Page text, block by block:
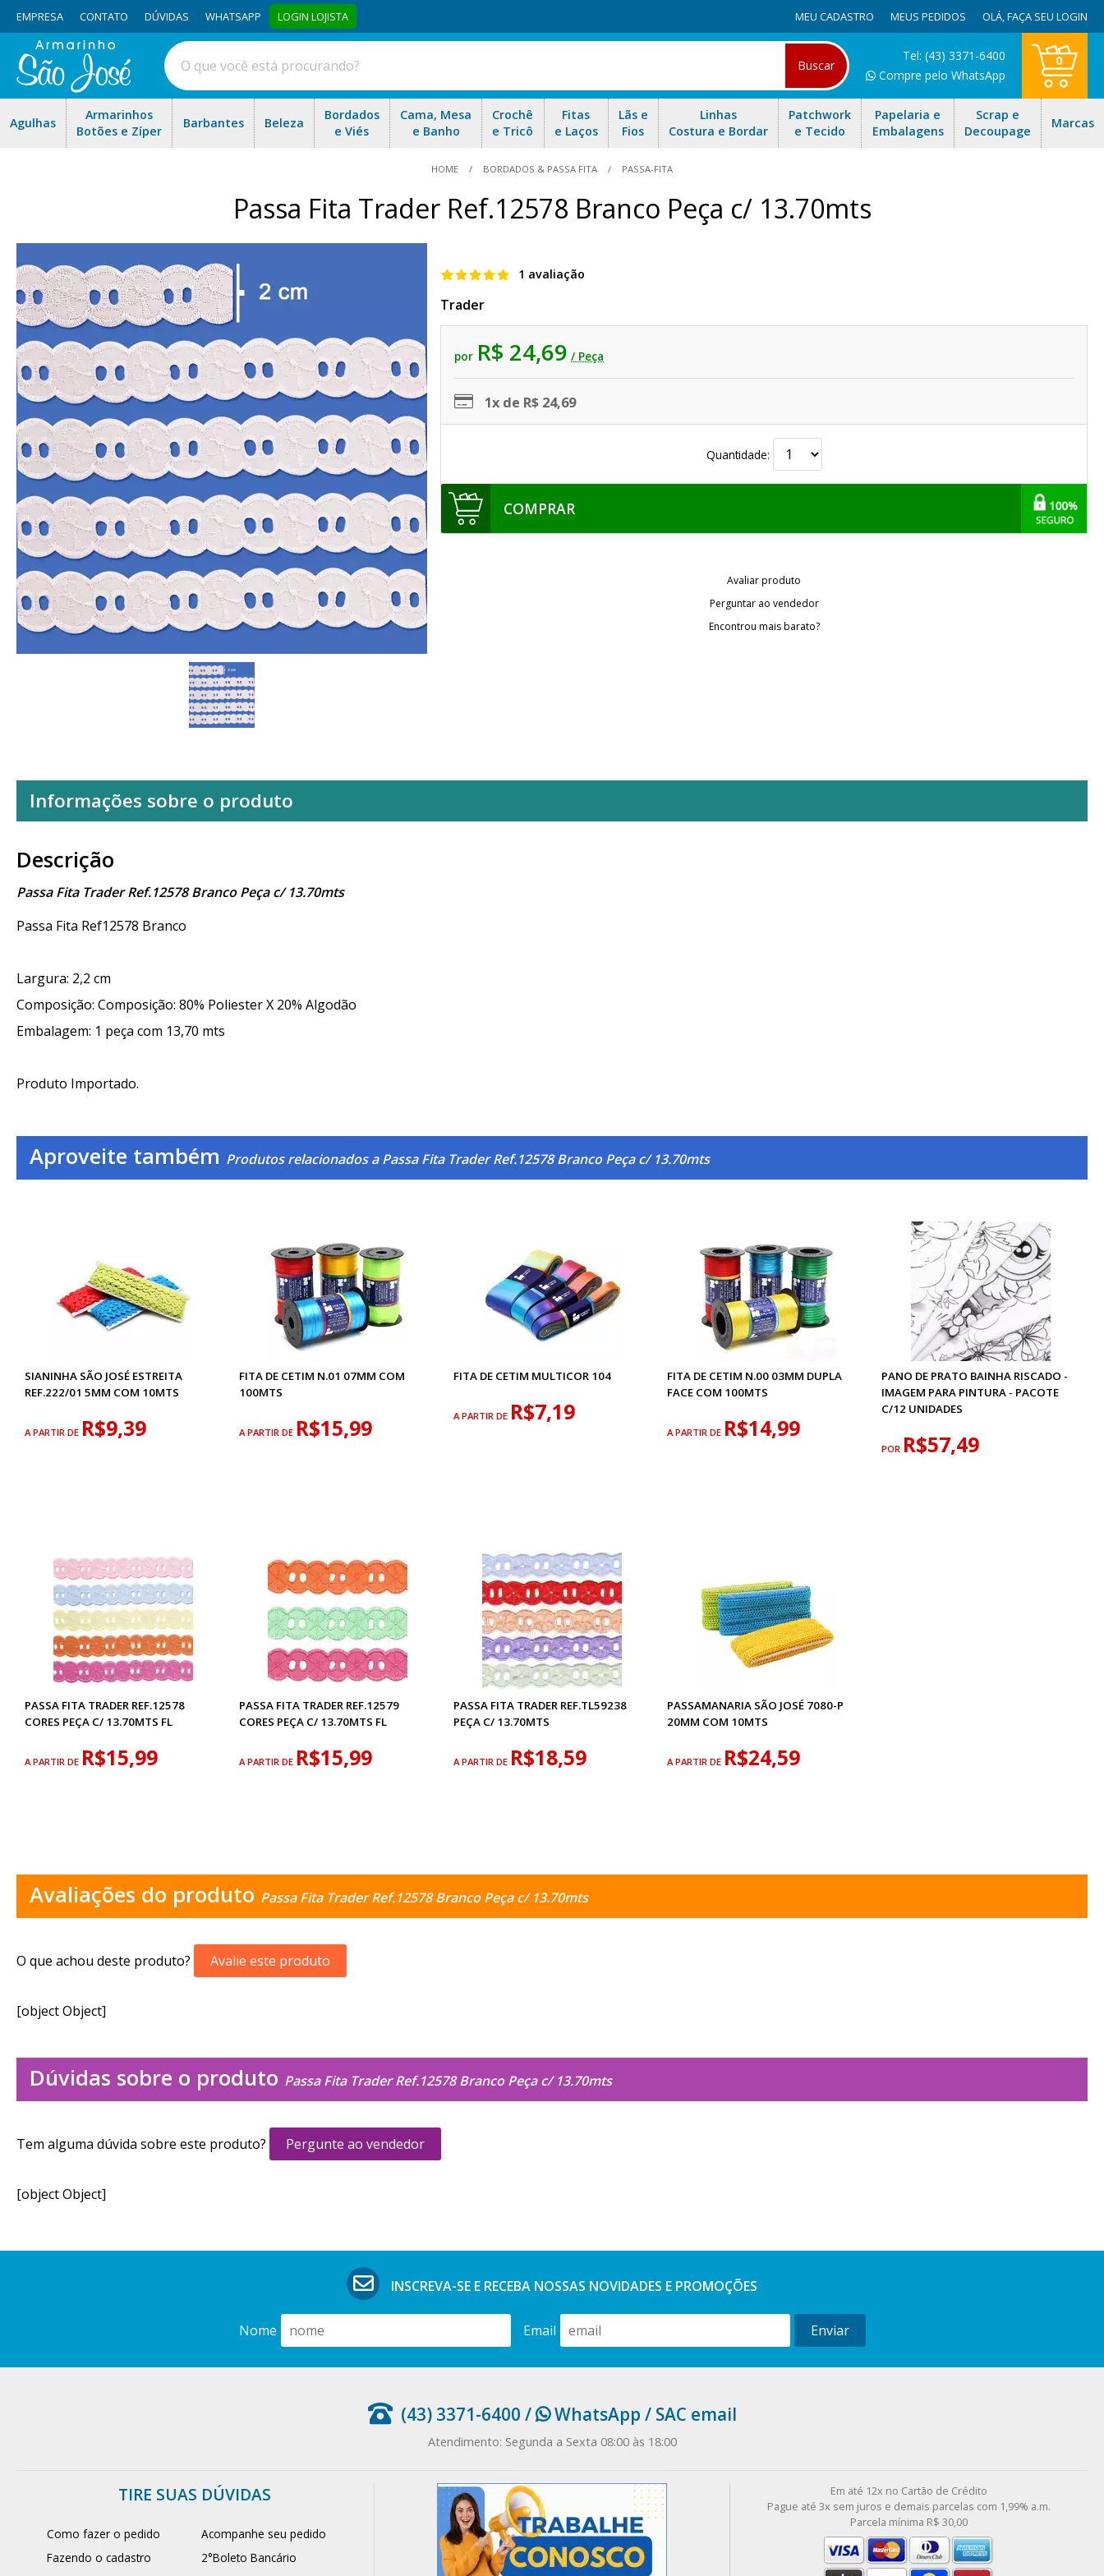
EMPRESA CONTATO DÚVIDAS WHATSAPP LOGIN LOJISTA MEU CADASTRO MEUS PEDIDOS OLÁ,FAÇA SEU LOGIN
Buscar
Tel: (43) 3371-6400
Compre pelo WhatsApp
0
Agulhas
Armarinhos
Botões e Zíper
Barbantes Beleza
Bordados
e Viés
Cama, Mesa
e Banho
Crochê
e Tricô
Fitas
e Laços
Lãs e
Fios
Linhas
Costura e Bordar
Patchwork
e Tecido
Papelaria e
Embalagens
Scrap e
Decoupage
Marcas
HOME BORDADOS & PASSA FITA PASSA-FITA
Passa Fita Trader Ref.12578 Branco Peça c/ 13.70mts
1 avaliação
Trader
por R$ 24,69 / Peça
1x de R$ 24,69
Quantidade:
COMPRAR
Avaliar produto
Perguntar ao vendedor
Encontrou mais barato?
Informações sobre o produto
Descrição
Passa Fita Trader Ref.12578 Branco Peça c/ 13.70mts
Passa Fita Ref12578 Branco
Largura: 2,2 cm
Composição: Composição: 80% Poliester X 20% Algodão
Embalagem: 1 peça com 13,70 mts
Produto Importado.
Aproveite também Produtos relacionados a Passa Fita Trader Ref.12578 Branco Peça c/ 13.70mts
SIANINHA SÃO JOSÉ ESTREITA
REF.222/01 5MM COM 10MTS
A PARTIR DE R$9,39
FITA DE CETIM N.01 07MM COM
100MTS
A PARTIR DE R$15,99
FITA DE CETIM MULTICOR 104
A PARTIR DE R$7,19
FITA DE CETIM N.00 03MM DUPLA
FACE COM 100MTS
A PARTIR DE R$14,99
PANO DE PRATO BAINHA RISCADO -
IMAGEM PARA PINTURA - PACOTE
C/12 UNIDADES
POR R$57,49
PASSA FITA TRADER REF.12578
CORES PEÇA C/ 13.70MTS FL
A PARTIR DE R$15,99
PASSA FITA TRADER REF.12579
CORES PEÇA C/ 13.70MTS FL
A PARTIR DE R$15,99
PASSA FITA TRADER REF.TL59238
PEÇA C/ 13.70MTS
A PARTIR DE R$18,59
PASSAMANARIA SÃO JOSÉ 7080-P
20MM COM 10MTS
A PARTIR DE R$24,59
Avaliações do produto Passa Fita Trader Ref.12578 Branco Peça c/ 13.70mts
O que achou deste produto? Avalie este produto
[object Object]
Dúvidas sobre o produto Passa Fita Trader Ref.12578 Branco Peça c/ 13.70mts
Tem alguma dúvida sobre este produto? Pergunte ao vendedor
[object Object]
INSCREVA-SE E RECEBA NOSSAS NOVIDADES E PROMOÇÕES
Nome Email Enviar
(43) 3371-6400 / WhatsApp / SAC email
Atendimento: Segunda a Sexta 08:00 às 18:00
TIRE SUAS DÚVIDAS
Como fazer o pedido
Fazendo o cadastro
Acompanhe seu pedido
2°Boleto Bancário
Em até 12x no Cartão de Crédito
Pague até 3x sem juros e demais parcelas com 1,99% a.m.
Parcela mínima R$ 30,00